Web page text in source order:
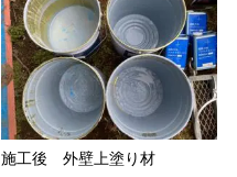
施工後 外壁上塗り材